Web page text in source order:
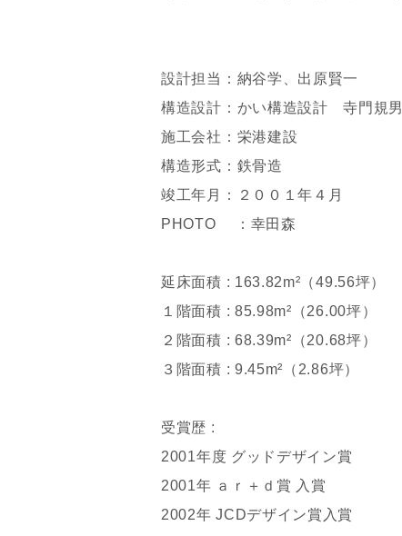
設計担当：納谷学、出原賢一
構造設計：かい構造設計 寺門規男
施工会社：栄港建設
構造形式：鉄骨造
竣工年月：２００１年４月
PHOTO ：幸田森
延床面積 : 163.82m²（49.56坪）
１階面積 : 85.98m²（26.00坪）
２階面積 : 68.39m²（20.68坪）
３階面積 : 9.45m²（2.86坪）
受賞歴 :
2001年度 グッドデザイン賞
2001年 ａｒ＋ｄ賞 入賞
2002年 JCDデザイン賞入賞